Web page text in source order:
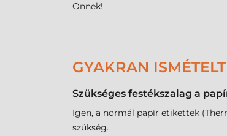
Önnek!
GYAKRAN
Szükséges festékszalag a
Igen, a normál papír etikettek
szükség.